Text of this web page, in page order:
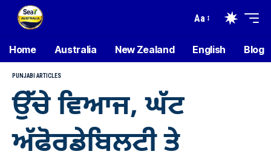
Aa
Home Australia New Zealand English Blog
PUNJABI ARTICLES
ਉੱਚੇ ਵਿਆਜ, ਘੱਟ
ਅੱਫੋਰਡੇਬਿਲਟੀ ਤੇ